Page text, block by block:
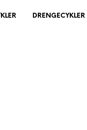
DRENGECYKLER